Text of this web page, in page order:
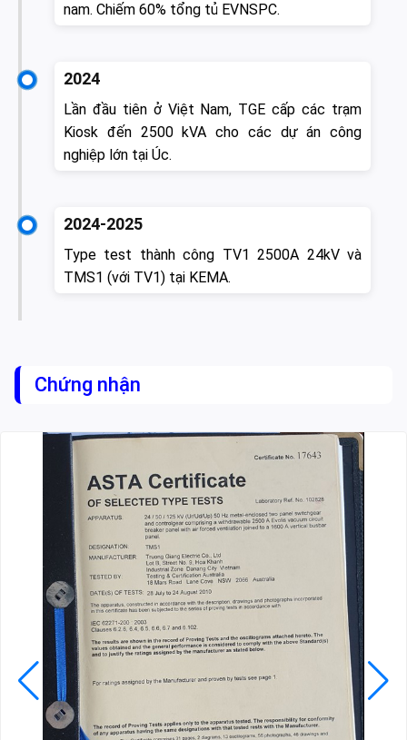
nam. Chiếm 60% tổng tủ EVNSPC.
2024
Lần đầu tiên ở Việt Nam, TGE cấp các trạm
Kiosk đến 2500 kVA cho các dự án công
nghiệp lớn tại Úc.
2024-2025
Type test thành công TV1 2500A 24kV và
TMS1 (với TV1) tại KEMA.
Chứng nhận